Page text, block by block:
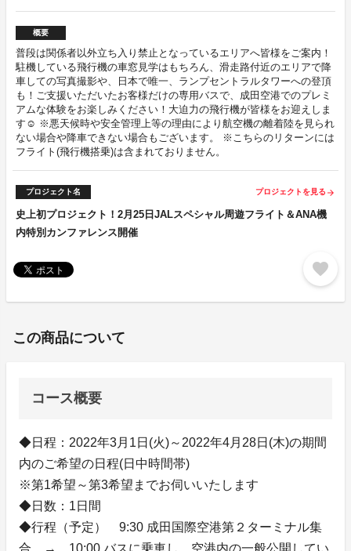
概要
普段は関係者以外立ち入り禁止となっているエリアへ皆様をご案内！
駐機している飛行機の車窓見学はもちろん、滑走路付近のエリアで降
車しての写真撮影や、日本で唯一、ランプセントラルタワーへの登頂
も！ご支援いただいたお客様だけの専用バスで、成田空港でのプレミ
アムな体験をお楽しみください！大迫力の飛行機が皆様をお迎えしま
す☺ ※悪天候時や安全管理上等の理由により航空機の離着陸を見られ
ない場合や降車できない場合もございます。 ※こちらのリターンには
フライト(飛行機搭乗)は含まれておりません。
プロジェクト名 プロジェクトを見る arrow_forward
史上初プロジェクト！2月25日JALスペシャル周遊フライト＆ANA機
内特別カンファレンス開催
favorite
この商品について
コース概要
◆日程：2022年3月1日(火)～2022年4月28日(木)の期間
内のご希望の日程(日中時間帯)
※第1希望～第3希望までお伺いいたします
◆日数：1日間
◆行程（予定） 9:30 成田国際空港第２ターミナル集